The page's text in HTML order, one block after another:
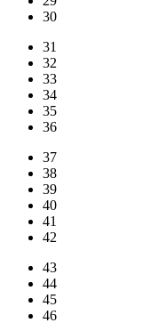
30
31
32
33
34
35
36
37
38
39
40
41
42
43
44
45
46